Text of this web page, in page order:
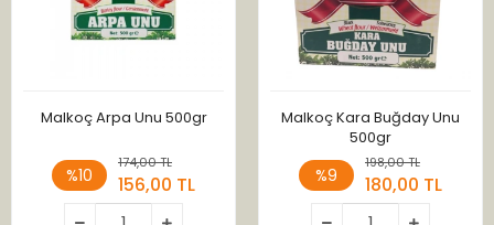
Malkoç Arpa Unu 500gr
%10
174,00 TL
156,00 TL
Malkoç Kara Buğday Unu
500gr
%9
198,00 TL
180,00 TL